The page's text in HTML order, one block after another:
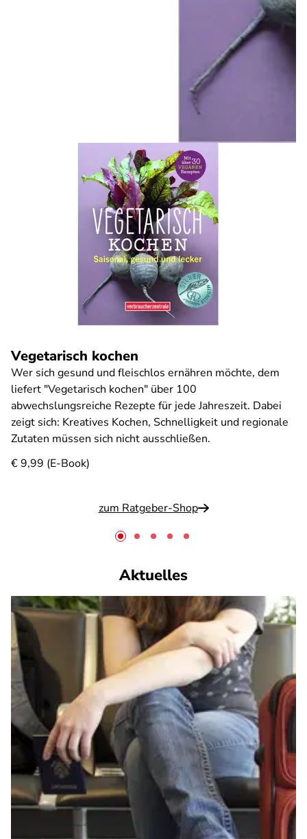
Vegetarisch kochen
Wer sich gesund und fleischlos ernähren möchte, dem
liefert "Vegetarisch kochen" über 100
abwechslungsreiche Rezepte für jede Jahreszeit. Dabei
zeigt sich: Kreatives Kochen, Schnelligkeit und regionale
Zutaten müssen sich nicht ausschließen.
€ 9,99 (E-Book)
zum Ratgeber-Shop
Aktuelles